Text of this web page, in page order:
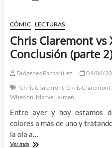
HA
HECHO
JUSTICIA!
CÓMIC LECTURAS
Chris Claremont vs
Conclusión (parte 2)
Diógenes Pantarújez 04/06/
Chris Claremont Chris Claremont
Whedon Marvel x-men
Entre ayer y hoy estamos
colores a más de uno y
la ola a…
Ver másChris